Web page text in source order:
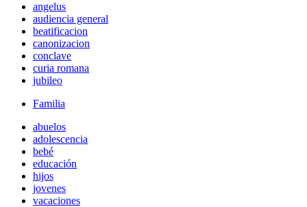
angelus
audiencia general
beatificacion
canonizacion
conclave
curia romana
jubileo
Familia
abuelos
adolescencia
bebé
educación
hijos
jovenes
vacaciones